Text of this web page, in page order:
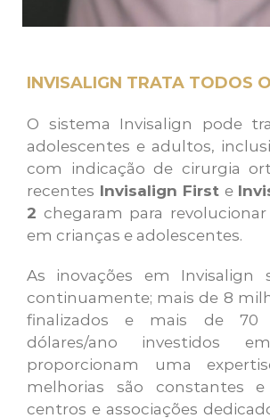
INVISALIGN TRATA TODOS
O sistema Invisalign pode
adolescentes e adultos,
com indicação de cirurgia
recentes Invisalign First e
2 chegaram para
em crianças e adolescentes.
As inovações em Invisalign
continuamente; mais de 8
finalizados e mais de 70
dólares/ano investidos
proporcionam uma
melhorias são constantes
centros e associações